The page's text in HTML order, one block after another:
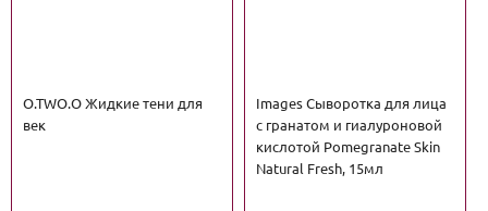
O.TWO.O Жидкие тени для
век
Images Сыворотка для лица
с гранатом и гиалуроновой
кислотой Pomegranate Skin
Natural Fresh, 15мл